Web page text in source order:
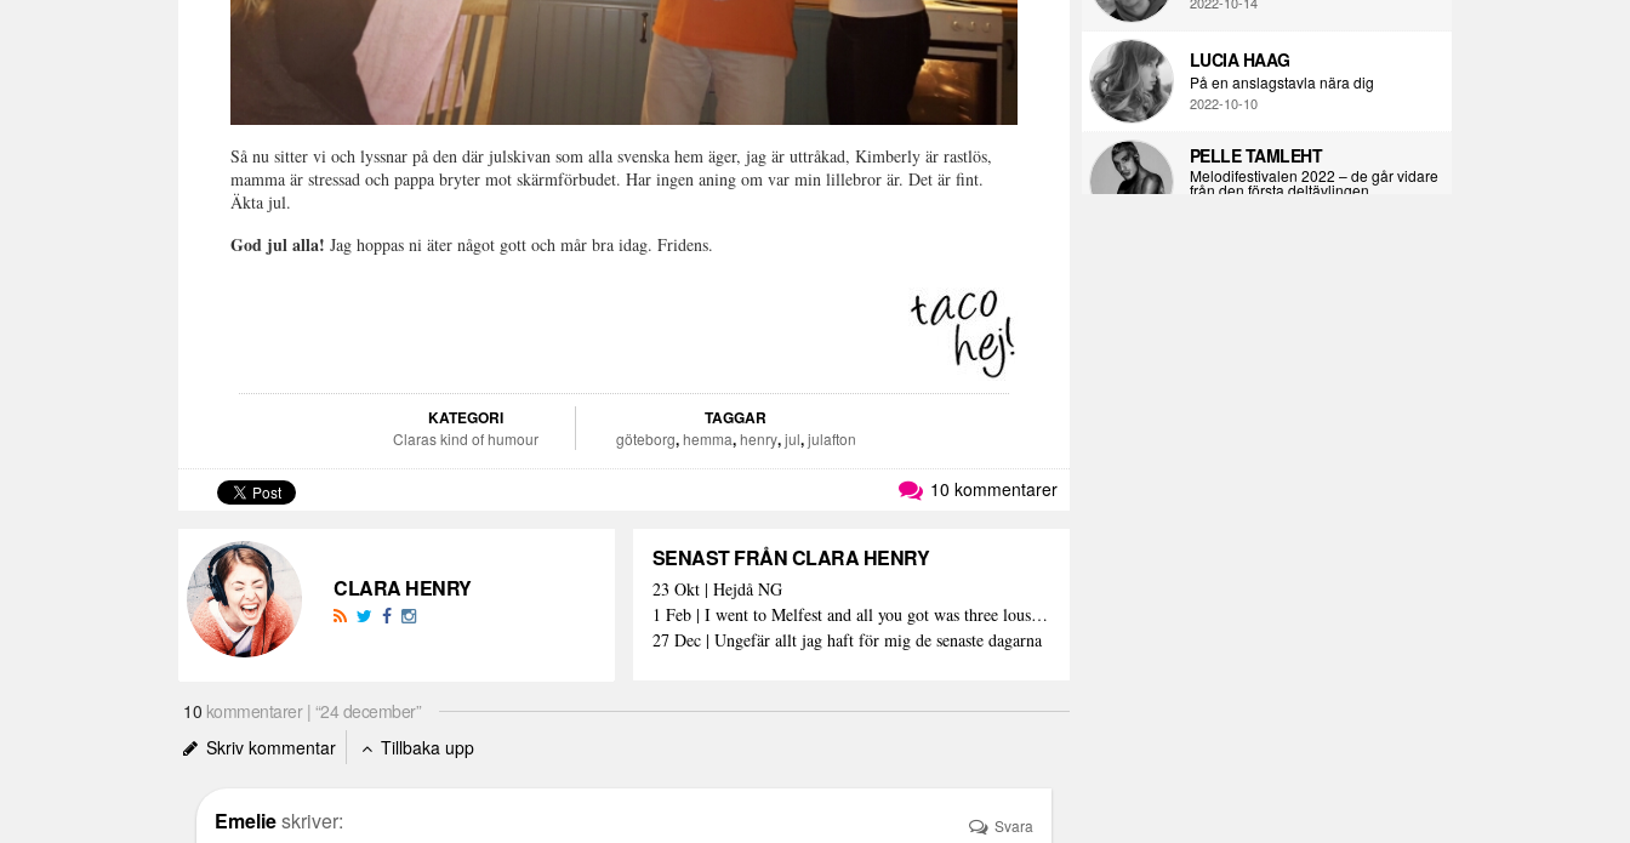
Så nu sitter vi och lyssnar på den där julskivan som alla svenska hem äger, jag är uttråkad, Kimberly är rastlös,
mamma är stressad och pappa bryter mot skärmförbudet. Har ingen aning om var min lillebror är. Det är fint.
Äkta jul.
God jul alla!Jag hoppas ni äter något gott och mår bra idag. Fridens.
KATEGORI
Claras kind of humour
TAGGAR
göteborg,hemma,henry,jul,julafton
10 kommentarer
CLARA HENRY
SENAST FRÅN CLARA HENRY
23 Okt | Hejdå NG
1 Feb | I went to Melfest and all you got was three lousy selfies
27 Dec | Ungefär allt jag haft för mig de senaste dagarna
10 kommentarer | “24 december”
Skriv kommentar
Tillbaka upp
Emelieskriver: Svara
LUCIA HAAG
På en anslagstavla nära dig
2022-10-10
PELLE TAMLEHT
Melodifestivalen 2022 – de går vidare
från den första deltävlingen